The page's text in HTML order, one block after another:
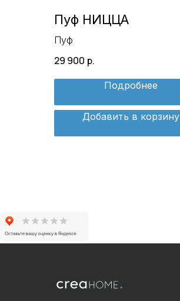
Пуф НИЦЦА
Пуф
29 900 р.
Подробнее
Добавить в корзину